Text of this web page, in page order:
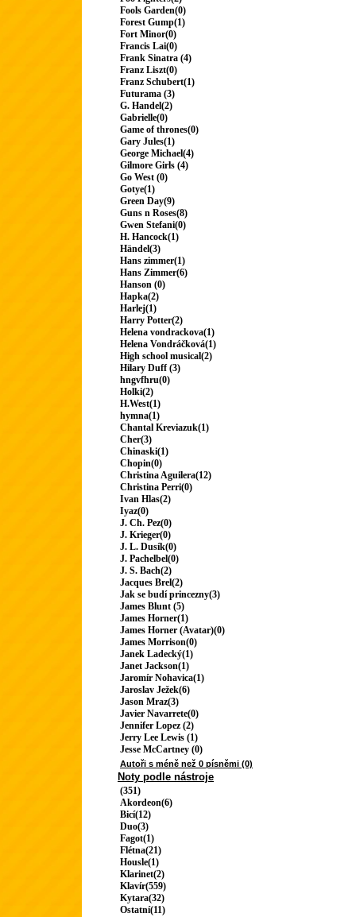
Fools Garden(0)
Forest Gump(1)
Fort Minor(0)
Francis Lai(0)
Frank Sinatra (4)
Franz Liszt(0)
Franz Schubert(1)
Futurama (3)
G. Handel(2)
Gabrielle(0)
Game of thrones(0)
Gary Jules(1)
George Michael(4)
Gilmore Girls (4)
Go West (0)
Gotye(1)
Green Day(9)
Guns n Roses(8)
Gwen Stefani(0)
H. Hancock(1)
Händel(3)
Hans zimmer(1)
Hans Zimmer(6)
Hanson (0)
Hapka(2)
Harlej(1)
Harry Potter(2)
Helena vondrackova(1)
Helena Vondráčková(1)
High school musical(2)
Hilary Duff (3)
hngvfhru(0)
Holki(2)
H.West(1)
hymna(1)
Chantal Kreviazuk(1)
Cher(3)
Chinaski(1)
Chopin(0)
Christina Aguilera(12)
Christina Perri(0)
Ivan Hlas(2)
Iyaz(0)
J. Ch. Pez(0)
J. Krieger(0)
J. L. Dusík(0)
J. Pachelbel(0)
J. S. Bach(2)
Jacques Brel(2)
Jak se budí princezny(3)
James Blunt (5)
James Horner(1)
James Horner (Avatar)(0)
James Morrison(0)
Janek Ladecký(1)
Janet Jackson(1)
Jaromír Nohavica(1)
Jaroslav Ježek(6)
Jason Mraz(3)
Javier Navarrete(0)
Jennifer Lopez (2)
Jerry Lee Lewis (1)
Jesse McCartney (0)
Autoři s méně než 0 písněmi (0)
Noty podle nástroje
(351)
Akordeon(6)
Bicí(12)
Duo(3)
Fagot(1)
Flétna(21)
Housle(1)
Klarinet(2)
Klavír(559)
Kytara(32)
Ostatní(11)